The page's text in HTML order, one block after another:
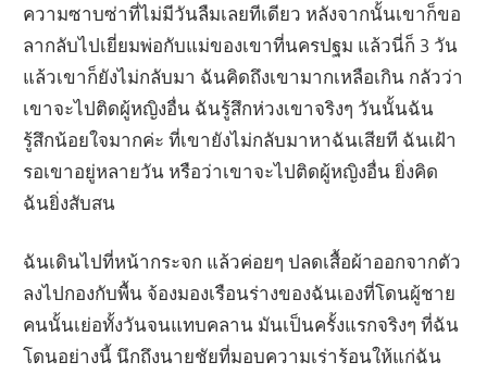
ความซาบซ่าที่ไม่มีวันลืมเลยทีเดียว หลังจากนั้นเขาก็ขอ
ลากลับไปเยี่ยมพ่อกับแม่ของเขาที่นครปฐม แล้วนี่ก็ 3 วัน
แล้วเขาก็ยังไม่กลับมา ฉันคิดถึงเขามากเหลือเกิน กลัวว่า
เขาจะไปติดผู้หญิงอื่น ฉันรู้สึกห่วงเขาจริงๆ วันนั้นฉัน
รู้สึกน้อยใจมากค่ะ ที่เขายังไม่กลับมาหาฉันเสียที ฉันเฝ้า
รอเขาอยู่หลายวัน หรือว่าเขาจะไปติดผู้หญิงอื่น ยิ่งคิด
ฉันยิ่งสับสน
ฉันเดินไปที่หน้ากระจก แล้วค่อยๆ ปลดเสื้อผ้าออกจากตัว
ลงไปกองกับพื้น จ้องมองเรือนร่างของฉันเองที่โดนผู้ชาย
คนนั้นเย่อทั้งวันจนแทบคลาน มันเป็นครั้งแรกจริงๆ ที่ฉัน
โดนอย่างนี้ นึกถึงนายชัยที่มอบความเร่าร้อนให้แก่ฉัน